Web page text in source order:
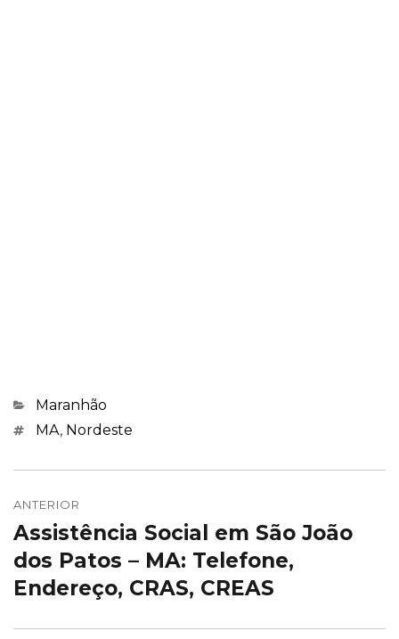
Categorias
Maranhão
Marcações
MA, Nordeste
de
Post
ANTERIOR
Post
anterior:
Assistência Social em São João
dos Patos – MA: Telefone,
Endereço, CRAS, CREAS